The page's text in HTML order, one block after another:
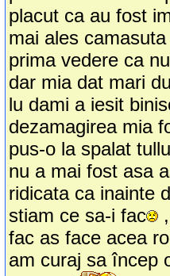
placut ca au fost
mai ales
prima vedere ca
dar mia dat mari
lu dami a iesit
dezamagirea mia
pus-o la spalat
nu a mai fost asa
ridicata ca inainte
stiam ce sa-i fac
fac as face acea
am curaj sa încep